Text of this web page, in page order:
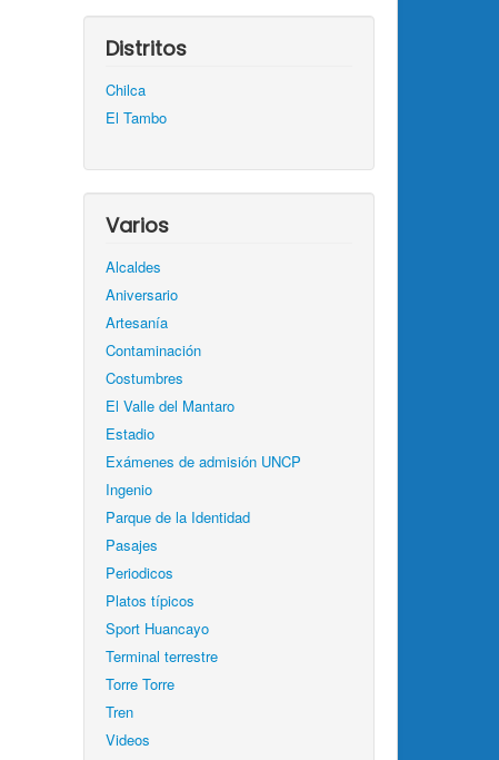
Distritos
Chilca
El Tambo
Varios
Alcaldes
Aniversario
Artesanía
Contaminación
Costumbres
El Valle del Mantaro
Estadio
Exámenes de admisión UNCP
Ingenio
Parque de la Identidad
Pasajes
Periodicos
Platos típicos
Sport Huancayo
Terminal terrestre
Torre Torre
Tren
Videos